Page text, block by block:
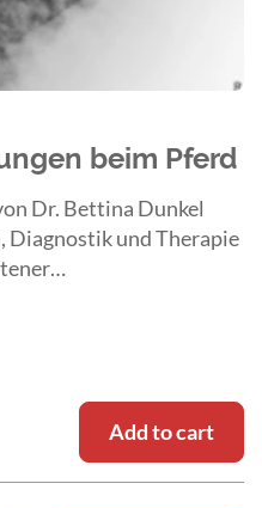
beim Pferd
Dr. Bettina Dunkel
Diagnostik und Therapie
Add to cart